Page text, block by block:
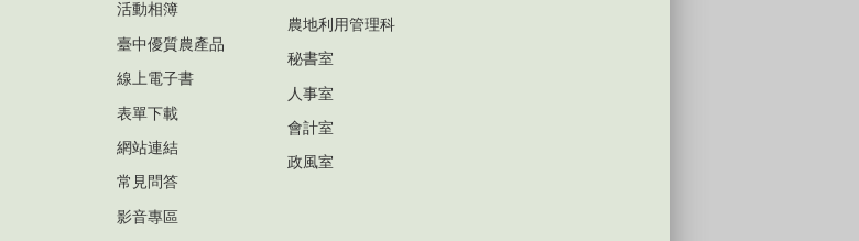
活動相簿
臺中優質農產品
線上電子書
表單下載
網站連結
常見問答
影音專區
農地利用管理科
秘書室
人事室
會計室
政風室